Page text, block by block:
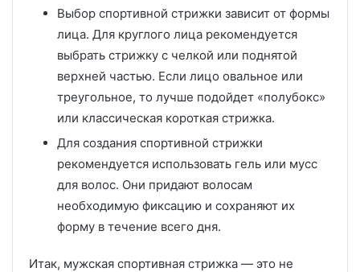
Выбор спортивной стрижки зависит от формы
лица. Для круглого лица рекомендуется
выбрать стрижку с челкой или поднятой
верхней частью. Если лицо овальное или
треугольное, то лучше подойдет «полубокс»
или классическая короткая стрижка.
Для создания спортивной стрижки
рекомендуется использовать гель или мусс
для волос. Они придают волосам
необходимую фиксацию и сохраняют их
форму в течение всего дня.
Итак, мужская спортивная стрижка — это не